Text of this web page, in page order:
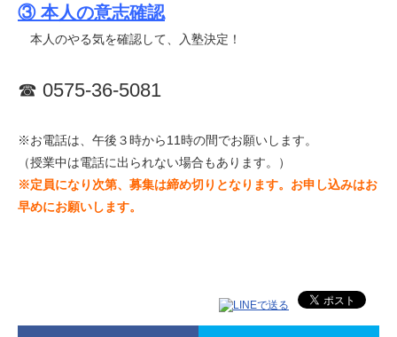
③ 本人の意志確認
本人のやる気を確認して、入塾決定！
☎ 0575-36-5081
※お電話は、午後３時から11時の間でお願いします。
（授業中は電話に出られない場合もあります。）
※定員になり次第、募集は締め切りとなります。お申し込みはお
早めにお願いします。